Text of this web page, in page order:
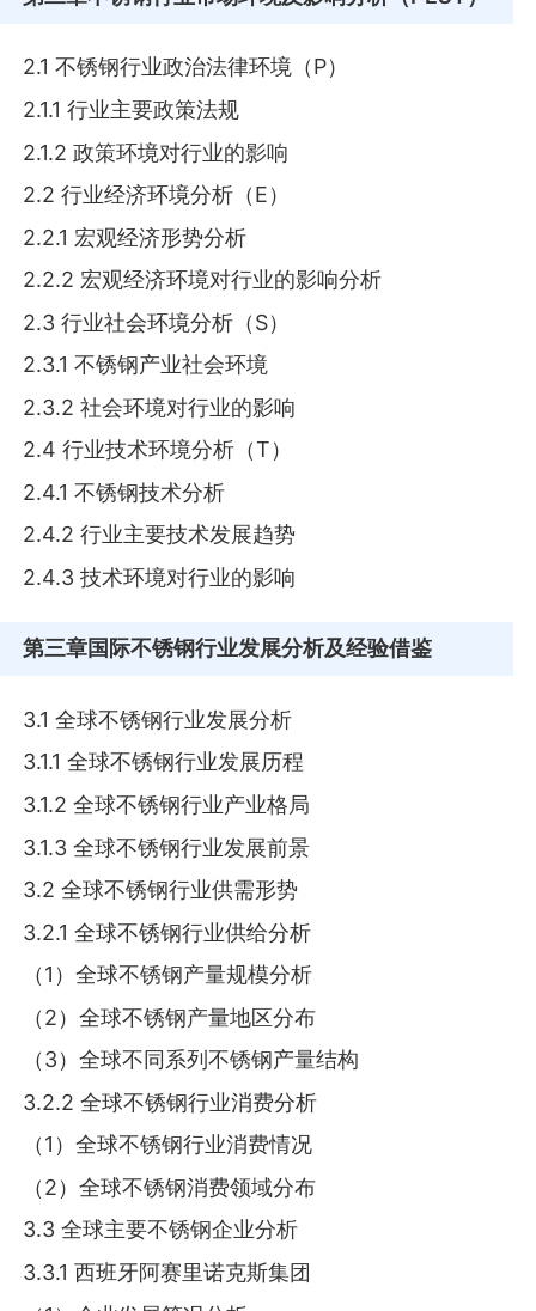
2.1 不锈钢行业政治法律环境（P）
2.1.1 行业主要政策法规
2.1.2 政策环境对行业的影响
2.2 行业经济环境分析（E）
2.2.1 宏观经济形势分析
2.2.2 宏观经济环境对行业的影响分析
2.3 行业社会环境分析（S）
2.3.1 不锈钢产业社会环境
2.3.2 社会环境对行业的影响
2.4 行业技术环境分析（T）
2.4.1 不锈钢技术分析
2.4.2 行业主要技术发展趋势
2.4.3 技术环境对行业的影响
第三章国际不锈钢行业发展分析及经验借鉴
3.1 全球不锈钢行业发展分析
3.1.1 全球不锈钢行业发展历程
3.1.2 全球不锈钢行业产业格局
3.1.3 全球不锈钢行业发展前景
3.2 全球不锈钢行业供需形势
3.2.1 全球不锈钢行业供给分析
（1）全球不锈钢产量规模分析
（2）全球不锈钢产量地区分布
（3）全球不同系列不锈钢产量结构
3.2.2 全球不锈钢行业消费分析
（1）全球不锈钢行业消费情况
（2）全球不锈钢消费领域分布
3.3 全球主要不锈钢企业分析
3.3.1 西班牙阿赛里诺克斯集团